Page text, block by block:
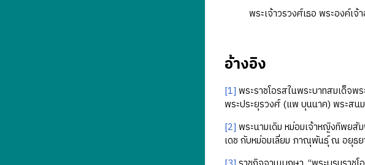
พระเจ้าวรวงศ์เธอ พระองค์เจ้า
อ้างอิง
[1] พระราชโอรสในพระบาทสมเด็จพ
พระประยุรวงศ์ (แพ บุนนาค) พระสน
[2] พระนามเดิม หม่อมเจ้าหญิงทิพย
เดช กับหม่อมเลี่ยม ภาณุพันธุ์ ณ อยุธ